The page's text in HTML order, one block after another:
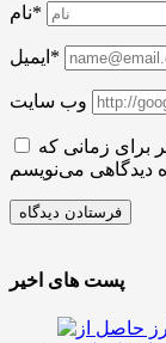
نام*
ایمیل*
وب سایت
برای زمانی که
پست های اخیر